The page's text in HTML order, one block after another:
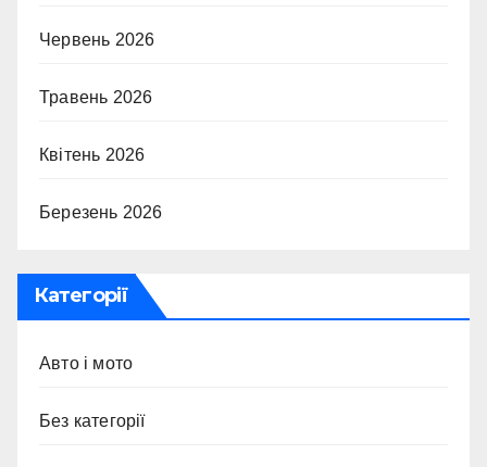
Червень 2026
Травень 2026
Квітень 2026
Березень 2026
Категорії
Авто і мото
Без категорії